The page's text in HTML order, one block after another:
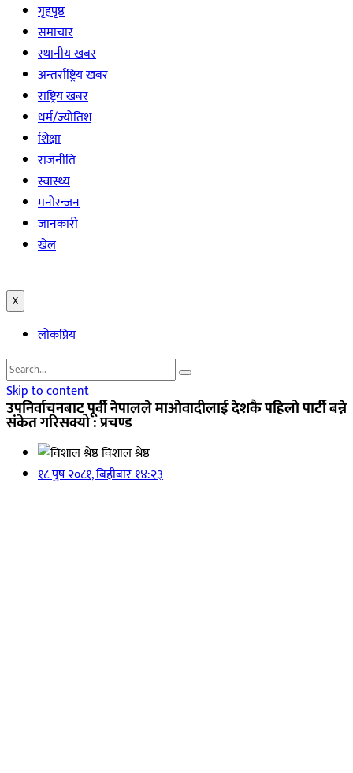
गृहपृष्ठ
समाचार
स्थानीय खबर
अन्तर्राष्ट्रिय खबर
राष्ट्रिय खबर
धर्म/ज्योतिश
शिक्षा
राजनीति
स्वास्थ्य
मनोरन्जन
जानकारी
खेल
X
लोकप्रिय
Skip to content
उपनिर्वाचनबाट पूर्वी नेपालले माओवादीलाई देशकै पहिलो पार्टी बन्ने
संकेत गरिसक्यो : प्रचण्ड
विशाल श्रेष्ठ
१८ पुष २०८१, बिहीबार १४:२३